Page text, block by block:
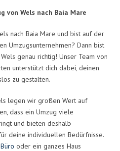
von Wels nach Baia Mare
nach Baia Mare und bist auf der
Umzugsunternehmen? Dann bist
genau richtig! Unser Team von
unterstützt dich dabei, deinen
zu gestalten.
legen wir großen Wert auf
dass ein Umzug viele
und bieten deshalb
deine individuellen Bedürfnisse.
Büro oder ein ganzes Haus